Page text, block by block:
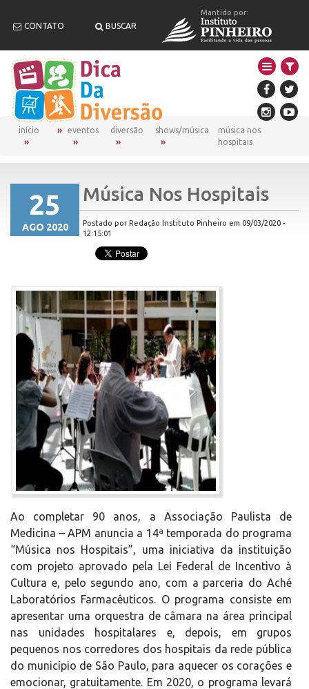
CONTATO BUSCAR
Mantido por:
início eventos diversão shows/música
música nos
hospitais
25
AGO 2020
Música Nos Hospitais
Postado por Redação Instituto Pinheiro em 09/03/2020 -
12:15:01
Ao completar 90 anos, a Associação Paulista de
Medicina – APM anuncia a 14ª temporada do programa
“Música nos Hospitais”, uma iniciativa da instituição
com projeto aprovado pela Lei Federal de Incentivo à
Cultura e, pelo segundo ano, com a parceria do Aché
Laboratórios Farmacêuticos. O programa consiste em
apresentar uma orquestra de câmara na área principal
nas unidades hospitalares e, depois, em grupos
pequenos nos corredores dos hospitais da rede pública
do município de São Paulo, para aquecer os corações e
emocionar, gratuitamente. Em 2020, o programa levará